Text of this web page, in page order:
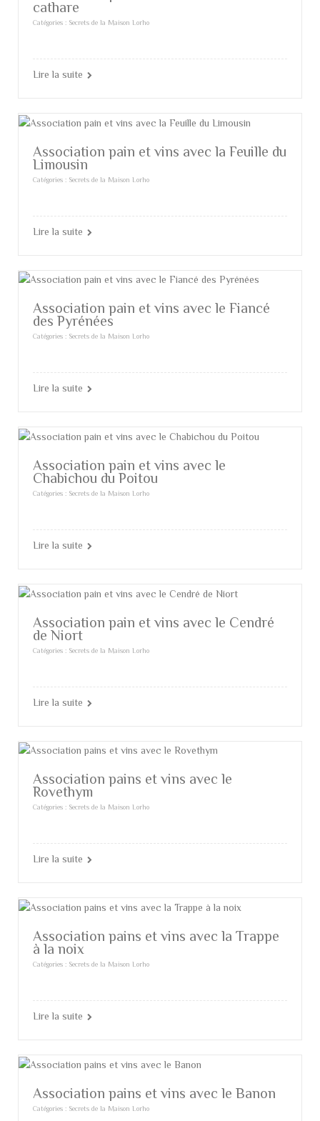
cathare
Catégories : Secrets de la Maison Lorho
Lire la suite
Association pain et vins avec la Feuille du
Limousin
Catégories : Secrets de la Maison Lorho
Lire la suite
Association pain et vins avec le Fiancé
des Pyrénées
Catégories : Secrets de la Maison Lorho
Lire la suite
Association pain et vins avec le
Chabichou du Poitou
Catégories : Secrets de la Maison Lorho
Lire la suite
Association pain et vins avec le Cendré
de Niort
Catégories : Secrets de la Maison Lorho
Lire la suite
Association pains et vins avec le
Rovethym
Catégories : Secrets de la Maison Lorho
Lire la suite
Association pains et vins avec la Trappe
à la noix
Catégories : Secrets de la Maison Lorho
Lire la suite
Association pains et vins avec le Banon
Catégories : Secrets de la Maison Lorho